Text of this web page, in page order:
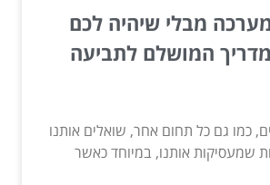
מבלי שיהיה לכם
המושלם לתביעה
כמו גם כל תחום אחר, שואלים אותנו
שמעסיקות אותנו, במיוחד כאשר